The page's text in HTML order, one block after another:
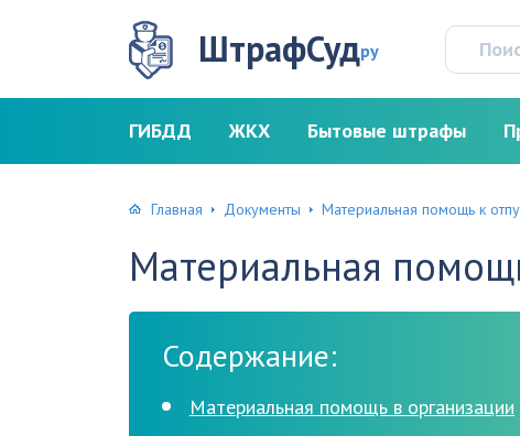
ШтрафСудру
ГИБДД ЖКХ Бытовые штрафы
Главная Документы Материальная помощь к
Материальная
Содержание:
Материальная помощь в организации